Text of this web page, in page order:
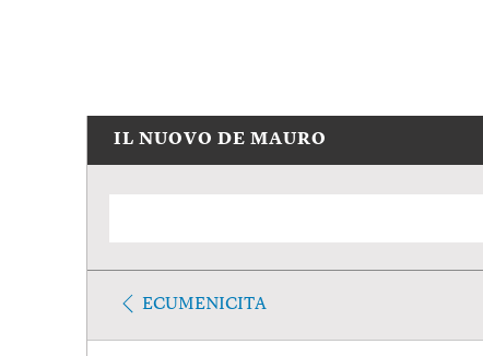
IL NUOVO DE MAURO
ECUMENICITA